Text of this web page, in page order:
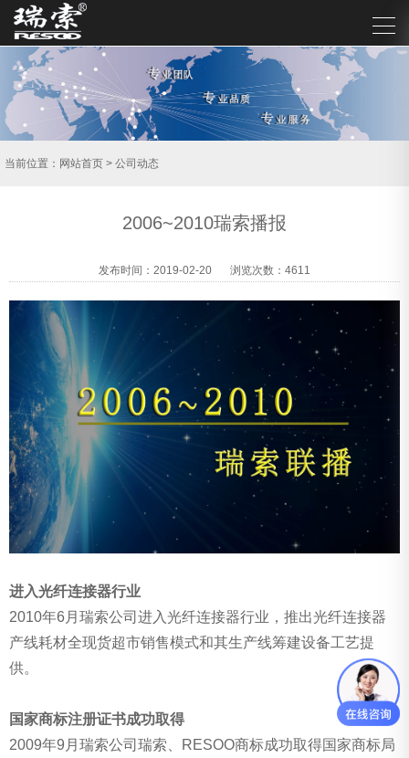
当前位置： 网站首页 > 公司动态
2006~2010瑞索播报
发布时间：2019-02-20 浏览次数：4611
进入光纤连接器行业
2010年6月瑞索公司进入光纤连接器行业，推出光纤连接器
产线耗材全现货超市销售模式和其生产线筹建设备工艺提
供。
国家商标注册证书成功取得
2009年9月瑞索公司瑞索、RESOO商标成功取得国家商标局